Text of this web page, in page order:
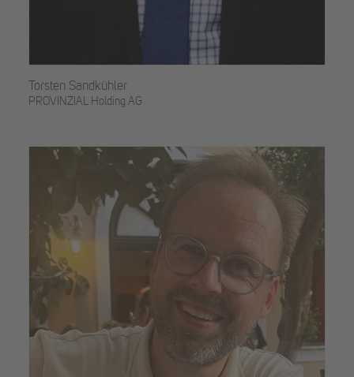
Torsten Sandkühler
PROVINZIAL Holding AG